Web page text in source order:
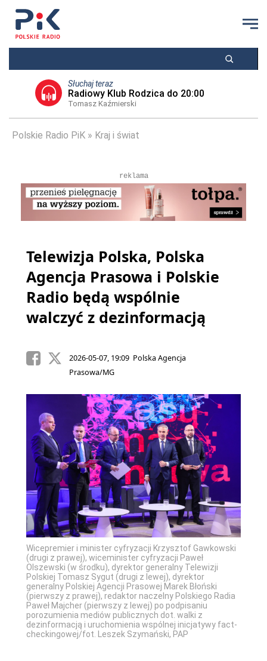
Słuchaj teraz
Radiowy Klub Rodzica do 20:00
Tomasz Kaźmierski
Polskie Radio PiK Kraj i świat
reklama
Telewizja Polska, Polska
Agencja Prasowa i Polskie
Radio będą wspólnie
walczyć z dezinformacją
2026-05-07, 19:09 Polska Agencja
Prasowa/MG
Wicepremier i minister cyfryzacji Krzysztof Gawkowski
(drugi z prawej), wiceminister cyfryzacji Paweł
Olszewski (w środku), dyrektor generalny Telewizji
Polskiej Tomasz Sygut (drugi z lewej), dyrektor
generalny Polskiej Agencji Prasowej Marek Błoński
(pierwszy z prawej), redaktor naczelny Polskiego Radia
Paweł Majcher (pierwszy z lewej) po podpisaniu
porozumienia mediów publicznych dot. walki z
dezinformacją i uruchomienia wspólnej inicjatywy fact-
checkingowej/fot. Leszek Szymański, PAP